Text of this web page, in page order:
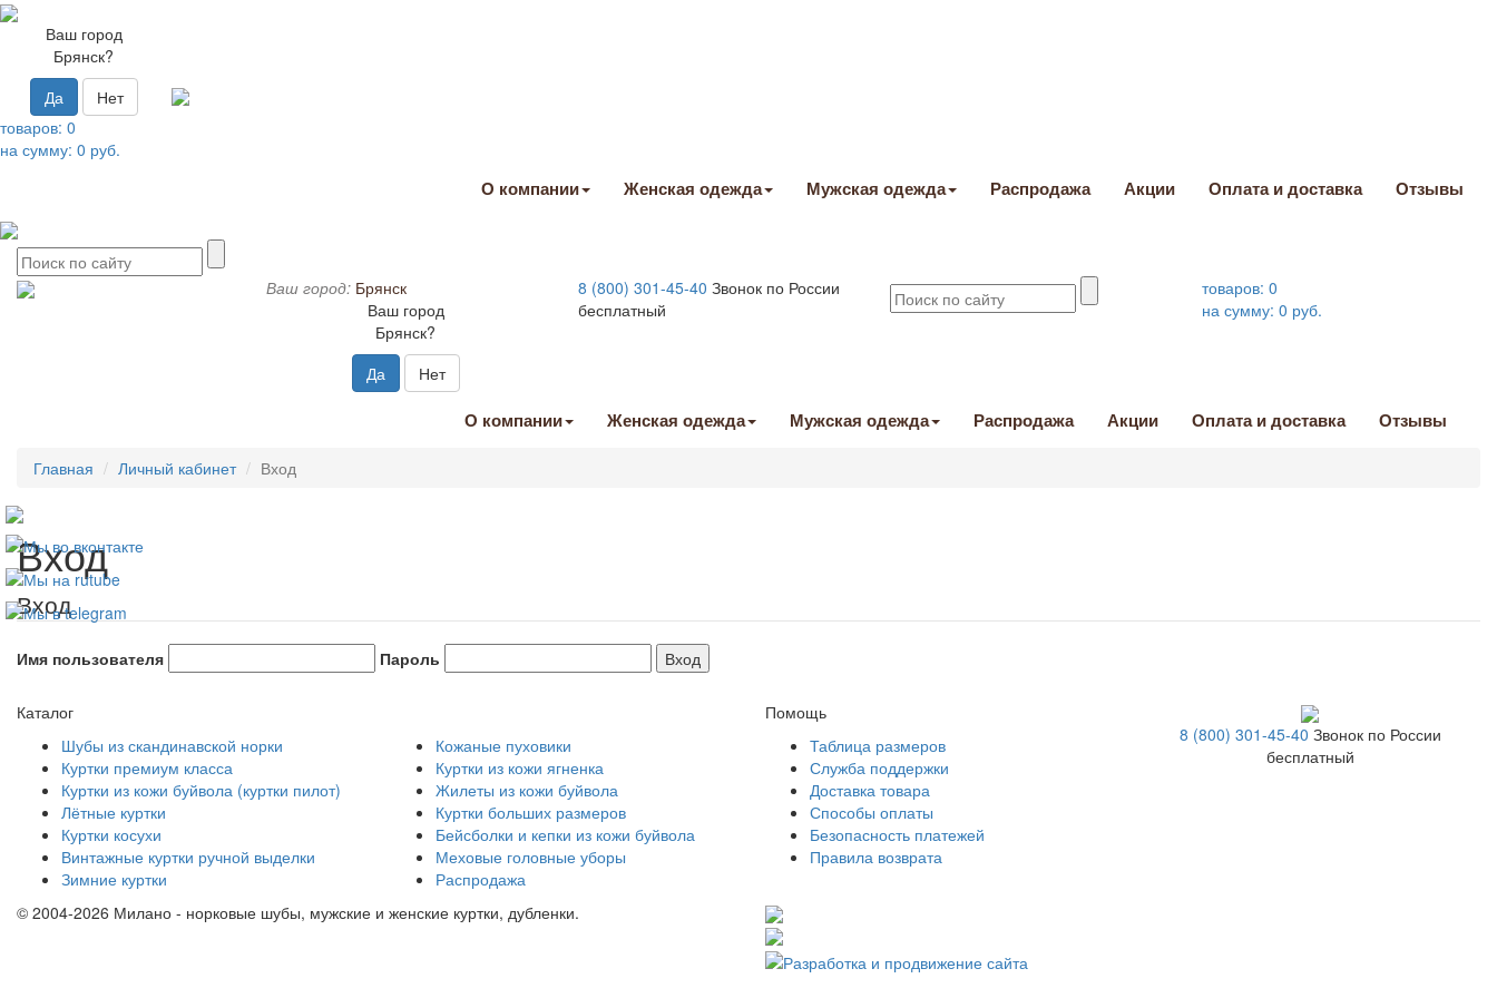
Ваш город
Брянск?
Да
Нет
товаров: 0
на сумму: 0 руб.
О компании Женская одежда Мужская одежда Распродажа Акции Оплата и доставка Отзывы
Ваш город: Брянск
Ваш город
Брянск?
Да
Нет
8 (800) 301-45-40 Звонок по России
бесплатный
товаров: 0
на сумму: 0 руб.
О компании Женская одежда Мужская одежда Распродажа Акции Оплата и доставка Отзывы
Главная Личный кабинет Вход
Вход
Вход
Имя пользователя Пароль
Каталог
Шубы из скандинавской норки
Куртки премиум класса
Куртки из кожи буйвола (куртки пилот)
Лётные куртки
Куртки косухи
Винтажные куртки ручной выделки
Зимние куртки
Кожаные пуховики
Куртки из кожи ягненка
Жилеты из кожи буйвола
Куртки больших размеров
Бейсболки и кепки из кожи буйвола
Меховые головные уборы
Распродажа
Помощь
Таблица размеров
Служба поддержки
Доставка товара
Способы оплаты
Безопасность платежей
Правила возврата
8 (800) 301-45-40 Звонок по России
бесплатный
© 2004-2026 Милано - норковые шубы, мужские и женские куртки, дубленки.